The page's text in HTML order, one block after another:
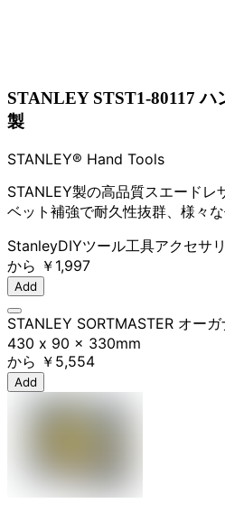
STANLEY STST1-80117 ハ
製
STANLEY® Hand Tools
STANLEY製の高品質スエードレ
ベット補強で耐久性抜群、様々
StanleyDIYツール工具アクセサ
から ￥1,997
Add
STANLEY SORTMASTER オー
430 x 90 x 330mm
から ￥5,554
Add